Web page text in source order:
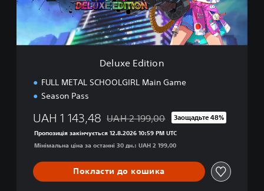
t
o
Deluxe Edition
FULL METAL SCHOOLGIRL Main Game
Season Pass
UAH 1 143,48 Знижка від початкової ціни UAH 2
UAH 2 199,00 Заощадьте 48%
Пропозиція закінчується 12.8.2026 10:59 PM UTC
Мінімальна ціна за останні 30 дн.: UAH 2 199,00
Покласти до кошика